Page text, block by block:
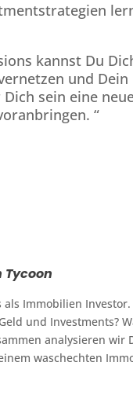
kannst Du
und Dein
sein eine
“
Immobilien
und Investments?
analysieren wir
waschechten